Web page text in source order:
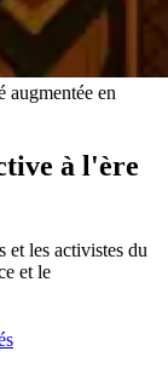
augmentée en
à l'ère
et les activistes du
et le